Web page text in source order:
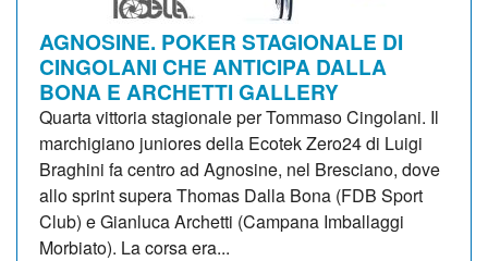
AGNOSINE. POKER STAGIONALE DI
CINGOLANI CHE ANTICIPA DALLA
BONA E ARCHETTI GALLERY
Quarta vittoria stagionale per Tommaso Cingolani. Il
marchigiano juniores della Ecotek Zero24 di Luigi
Braghini fa centro ad Agnosine, nel Bresciano, dove
allo sprint supera Thomas Dalla Bona (FDB Sport
Club) e Gianluca Archetti (Campana Imballaggi
Morbiato). La corsa era...